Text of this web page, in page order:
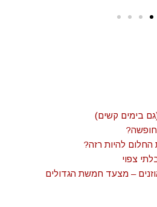
בימים קשים)
להיות רזה?
– מצעד חמשת הגדולים